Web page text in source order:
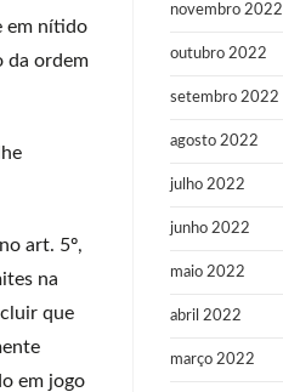
em nítido
da ordem
art. 5º,
na
que
em jogo
novembro 2022
outubro 2022
setembro 2022
agosto 2022
julho 2022
junho 2022
maio 2022
abril 2022
março 2022